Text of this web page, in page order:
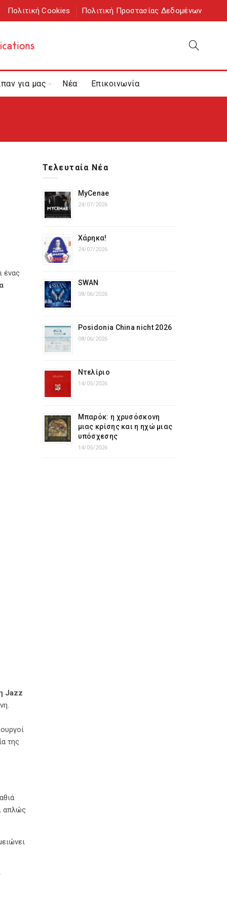
Πολιτική Cookies Πολιτική Προστασίας Δεδομένων
για μας Νέα Επικοινωνία
ένας
Jazz
της
απλώς
Τελευταία Νέα
MyCenae
24/07/2026
Χάρηκα!
24/07/2026
SWAN
08/06/2026
Posidonia China nicht 2026
08/06/2026
Ντελίριο
14/05/2026
Μπαρόκ: η χρυσόσκονη
μιας κρίσης και η ηχώ μιας
υπόσχεσης
14/05/2026